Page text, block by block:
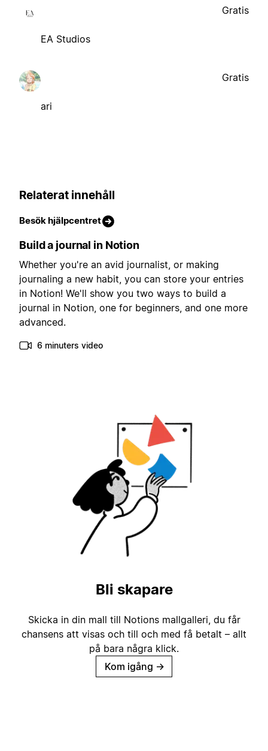
EA Studios
Gratis
ari
Gratis
Relaterat innehåll
Besök hjälpcentret
Build a journal in Notion
Whether you're an avid journalist, or making
journaling a new habit, you can store your entries
in Notion! We'll show you two ways to build a
journal in Notion, one for beginners, and one more
advanced.
6 minuters video
Bli skapare
Skicka in din mall till Notions mallgalleri, du får
chansens att visas och till och med få betalt – allt
på bara några klick.
Kom igång →